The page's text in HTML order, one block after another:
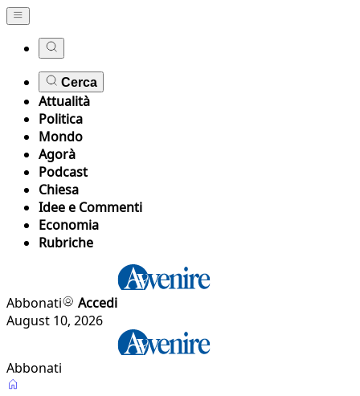
Cerca
Attualità
Politica
Mondo
Agorà
Podcast
Chiesa
Idee e Commenti
Economia
Rubriche
Abbonati
Accedi
August 10, 2026
Abbonati